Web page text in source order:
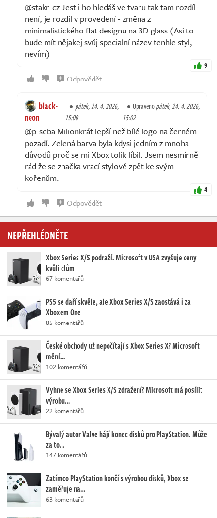
@stakr-cz Jestli ho hledáš ve tvaru tak tam rozdíl
není, je rozdíl v provedení - změna z
minimalistického flat designu na 3D glass (Asi to
bude mít nějakej svůj specialní název tenhle styl,
nevím)
9
Odpovědět
black-
neon
pátek, 24. 4. 2026,
15:00
Upravenopátek, 24. 4. 2026,
15:02
@p-seba Milionkrát lepší než bílé logo na černém
pozadí. Zelená barva byla kdysi jedním z mnoha
důvodů proč se mi Xbox tolik líbil. Jsem nesmírně
rád že se značka vrací stylově zpět ke svým
kořenům.
4
Odpovědět
NEPŘEHLÉDNĚTE
Xbox Series X/S podraží. Microsoft v USA zvyšuje ceny
kvůli clům
67 komentářů
PS5 se daří skvěle, ale Xbox Series X/S zaostává i za
Xboxem One
85 komentářů
České obchody už nepočítají s Xbox Series X? Microsoft
mění…
102 komentářů
Vyhne se Xbox Series X/S zdražení? Microsoft má posílit
výrobu…
22 komentářů
Bývalý autor Valve hájí konec disků pro PlayStation. Může
za to…
147 komentářů
Zatímco PlayStation končí s výrobou disků, Xbox se
zaměřuje na…
63 komentářů